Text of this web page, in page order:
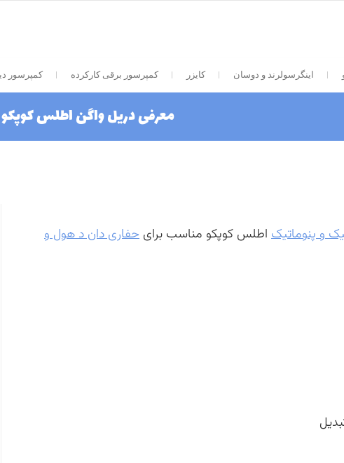
اینگرسولرند و دوسان کایزر کمپرسور برقی کارکرده کمپرسور
معرفی دریل واگن اطلس کوپکو
و پنوماتیک اطلس کوپکو مناسب برای حفاری دان د هول و